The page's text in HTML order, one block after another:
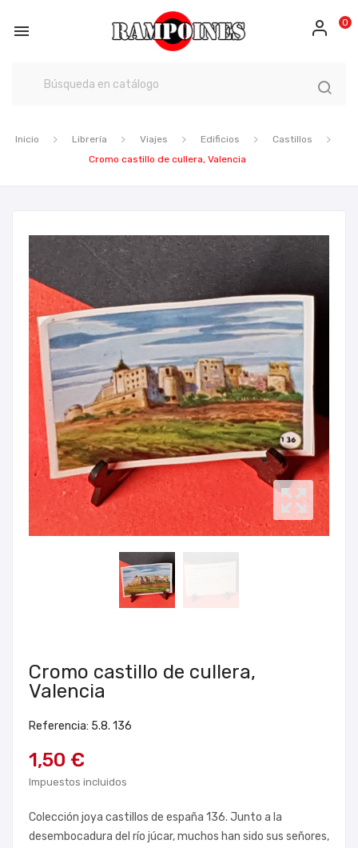
 0
Inicio Librería Viajes Edificios
Castillos
Cromo castillo de cullera, Valencia
Cromo castillo de cullera,
Valencia
Referencia: 5.8. 136
1,50 €
Impuestos incluidos
Colección joya castillos de españa 136. Junto a la
desembocadura del río júcar, muchos han sido sus señores,